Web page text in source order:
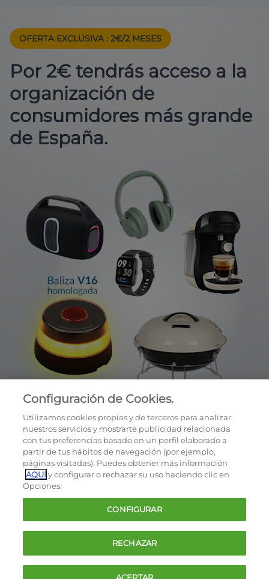
OFERTA EXCLUSIVA : 2€/2 MESES
Por 2€ tendrás acceso a la
organización de
consumidores más grande
de España.
Cookies
Política de privacidad
Términos y condiciones de la oferta
Contacto
FAQ
Configuración de Cookies.
Utilizamos cookies propias y de terceros para analizar
nuestros servicios y mostrarte publicidad relacionada
con tus preferencias basado en un perfil elaborado a
partir de tus hábitos de navegación (por ejemplo,
páginas visitadas). Puedes obtener más información
AQUÍy configurar o rechazar su uso haciendo clic en
Opciones.
CONFIGURAR
RECHAZAR